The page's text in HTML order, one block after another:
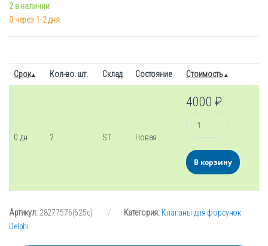
2 в наличии
0 через 1-2 дня
Срок Кол-во. шт. Склад Состояние Стоимость
0 дн 2 ST Новая
4000₽
Количество
В корзину
Артикул: 28277576(625c) Категория: Клапаны для форсунок
Delphi